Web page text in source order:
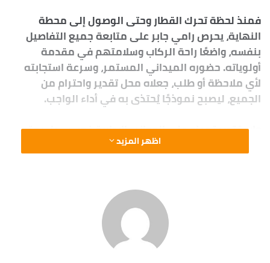
فمنذ لحظة تحرك القطار وحتى الوصول إلى محطة
النهاية، يحرص رامي جابر على متابعة جميع التفاصيل
بنفسه، واضعًا راحة الركاب وسلامتهم في مقدمة
أولوياته. حضوره الميداني المستمر، وسرعة استجابته
لأي ملاحظة أو طلب، جعلاه محل تقدير واحترام من
الجميع، ليصبح نموذجًا يُحتذى به في أداء الواجب.
ولا يقتصر تميزه على الجوانب الإدارية فحسب، بل يمتد
إلى أسلوبه الراقي في التعامل مع الركاب، واحترامه
يتميز بقدرته على قيادة فريق العمل بروح التعاون
والاحترام، وهو ما ينعكس بصورة واضحة على مستوى
الانضباط داخل قطارات النوم.
ويؤكد زملاؤه أن رامي جابر يتمتع بروح المسؤولية،
اظهر المزيد